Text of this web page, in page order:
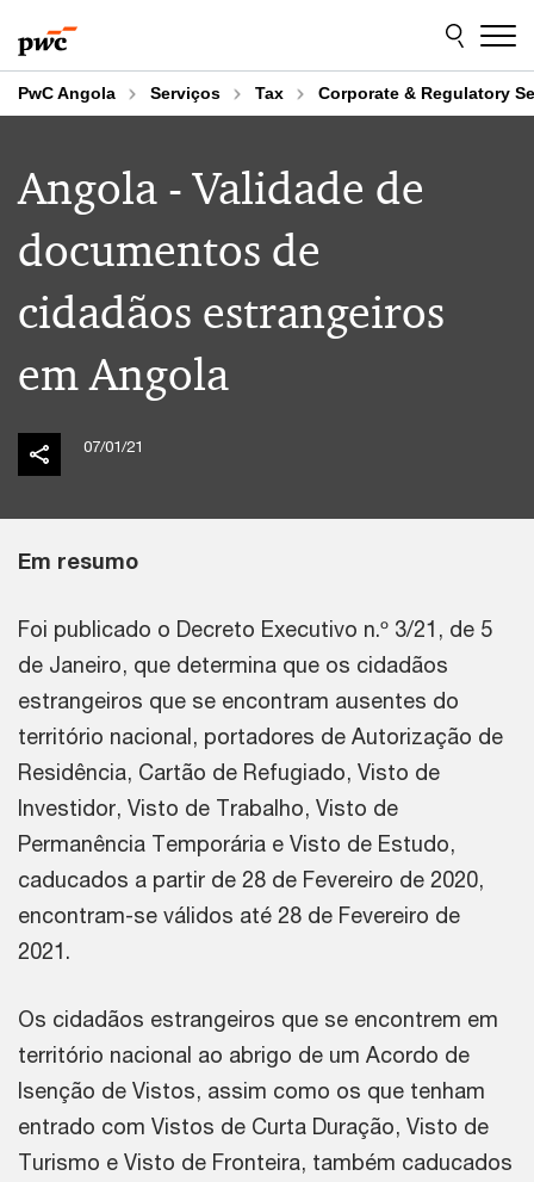
to
content
to
footer
PwC Angola Serviços Tax Corporate & Regulatory
Angola - Validade de
documentos de
cidadãos estrangeiros
em Angola
07/01/21
Em resumo
Foi publicado o Decreto Executivo n.º 3/21, de 5
de Janeiro, que determina que os cidadãos
estrangeiros que se encontram ausentes do
território nacional, portadores de Autorização de
Residência, Cartão de Refugiado, Visto de
Investidor, Visto de Trabalho, Visto de
Permanência Temporária e Visto de Estudo,
caducados a partir de 28 de Fevereiro de 2020,
encontram-se válidos até 28 de Fevereiro de
2021.
Os cidadãos estrangeiros que se encontrem em
território nacional ao abrigo de um Acordo de
Isenção de Vistos, assim como os que tenham
entrado com Vistos de Curta Duração, Visto de
Turismo e Visto de Fronteira, também caducados